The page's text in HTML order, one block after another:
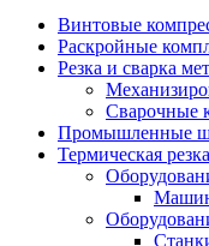
Винтовые
Раскройные
Резка и сварка
Сварочные
Промышленные
Термическая